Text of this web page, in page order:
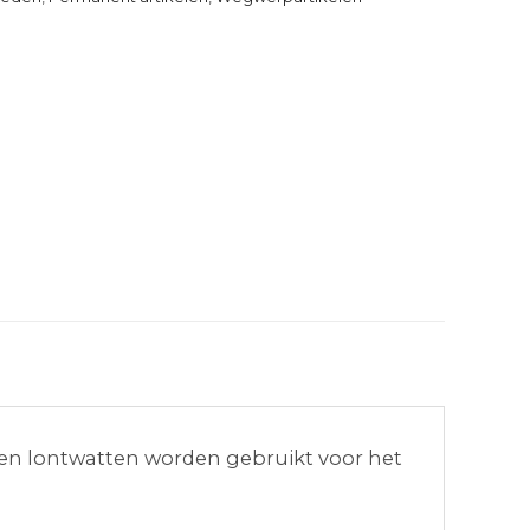
lontwatten worden gebruikt voor het